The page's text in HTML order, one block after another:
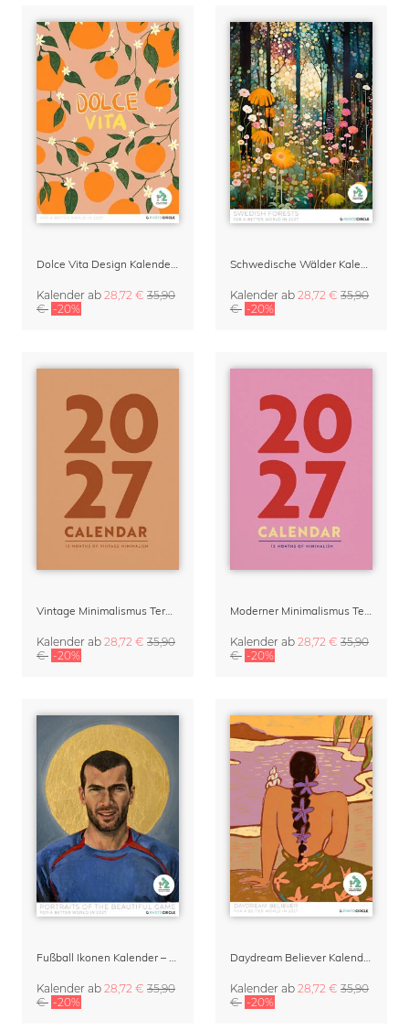
Dolce Vita Design Kalender 2027
Kalender ab 28,72 € 35,90
€ -20%
Schwedische Wälder Kalender 2027 von Nur Rydberg
Kalender ab 28,72 € 35,90
€ -20%
Vintage Minimalismus Terminplaner & Organizer 2027
Kalender ab 28,72 € 35,90
€ -20%
Moderner Minimalismus Terminplaner 2027
Kalender ab 28,72 € 35,90
€ -20%
Fußball Ikonen Kalender – Portraits of the Beautiful Game
Kalender ab 28,72 € 35,90
€ -20%
Daydream Believer Kalender 2027 von Arty Guava
Kalender ab 28,72 € 35,90
€ -20%